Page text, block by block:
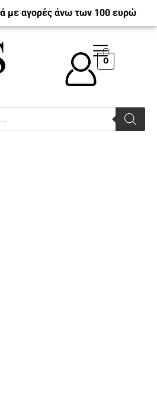
με αγορές άνω των 100 ευρώ
0